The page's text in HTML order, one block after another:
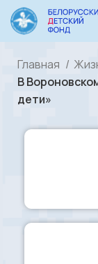
Главная
В
дети»